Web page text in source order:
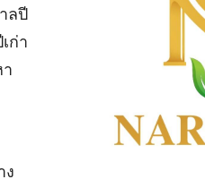
ลปี
ก่า
ง